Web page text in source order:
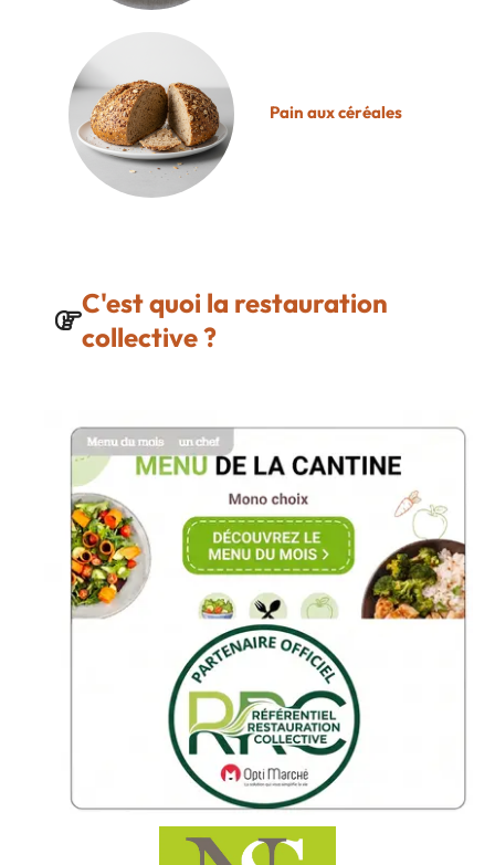
Pain aux céréales
C'est quoi la restauration
collective ?